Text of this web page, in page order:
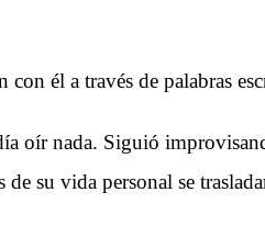
con él a través de palabras
oír nada. Siguió
de su vida personal se